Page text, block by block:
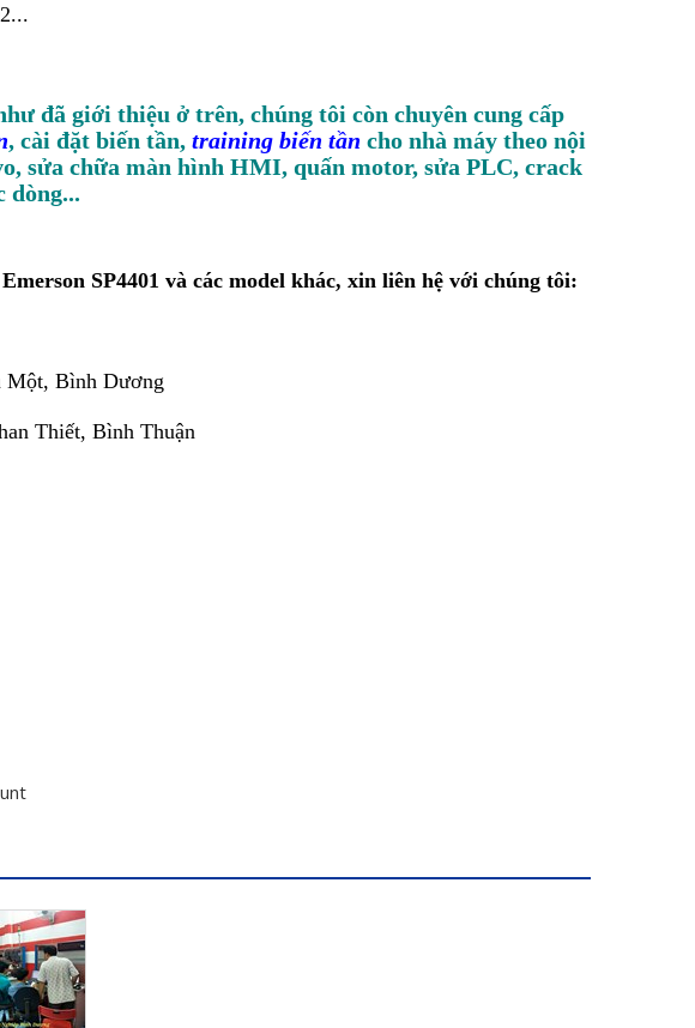
đã giới thiệu ở trên, chúng tôi còn chuyên cung cấp
, cài đặt biến tần, training biến tần cho nhà máy theo nội
sửa chữa màn hình HMI, quấn motor, sửa PLC, crack
dòng...
SP4401 và các model khác, xin liên hệ với chúng tôi:
Một, Bình Dương
Thiết, Bình Thuận